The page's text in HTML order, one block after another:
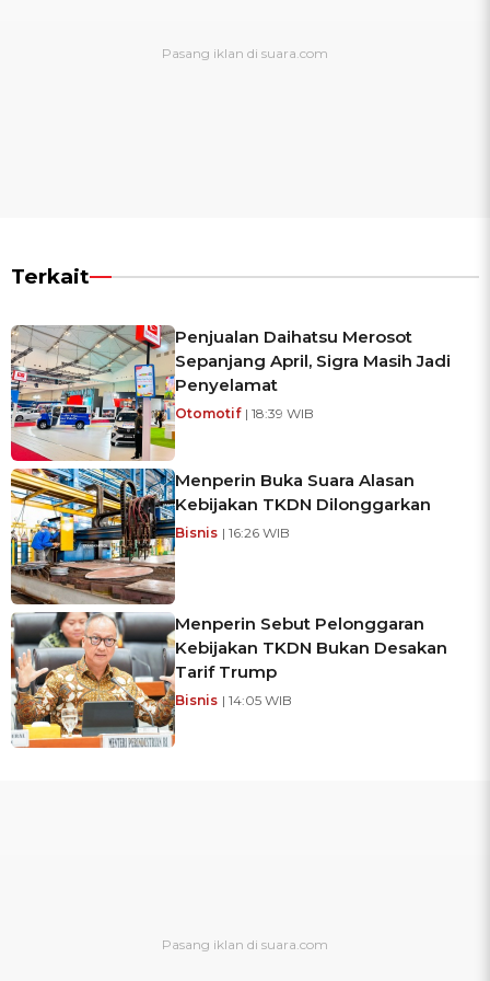
Terkait
Penjualan Daihatsu Merosot
Sepanjang April, Sigra Masih Jadi
Penyelamat
Otomotif | 18:39 WIB
Menperin Buka Suara Alasan
Kebijakan TKDN Dilonggarkan
Bisnis | 16:26 WIB
Menperin Sebut Pelonggaran
Kebijakan TKDN Bukan Desakan
Tarif Trump
Bisnis | 14:05 WIB